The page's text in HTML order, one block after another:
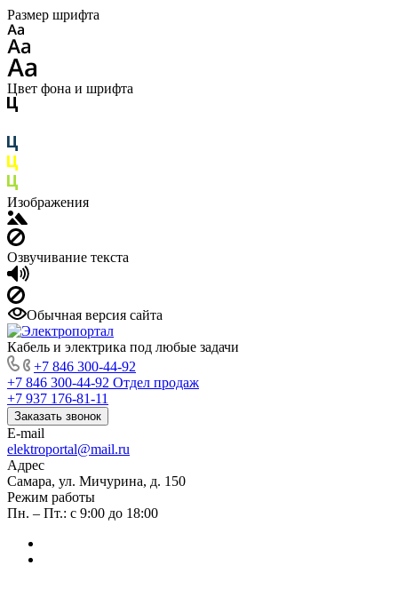
Размер шрифта
Цвет фона и шрифта
Изображения
Озвучивание текста
Обычная версия сайта
Кабель и электрика под любые задачи
+7 846 300-44-92
+7 846 300-44-92 Отдел продаж
+7 937 176-81-11
Заказать звонок
E-mail
elektroportal@mail.ru
Адрес
Самара, ул. Мичурина, д. 150
Режим работы
Пн. – Пт.: с 9:00 до 18:00